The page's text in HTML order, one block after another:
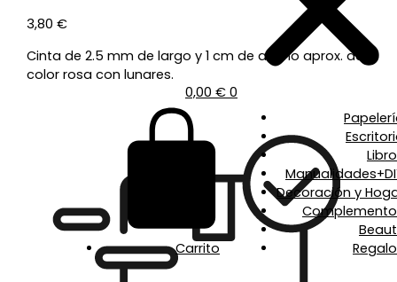
0,00 € 0
Carrito
Decoración y
3,80€
Cinta de 2.5 mm de largo y 1 cm de ancho aprox. de
color rosa con lunares.